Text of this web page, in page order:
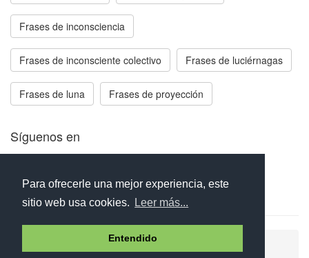
Para ofrecerle una mejor experiencia, este
sitio web usa cookies.
Leer más...
Entendido
Frases de inconsciencia
Frases de inconsciente colectivo Frases de luciérnagas
Frases de luna Frases de proyección
Síguenos en
Aviso legal